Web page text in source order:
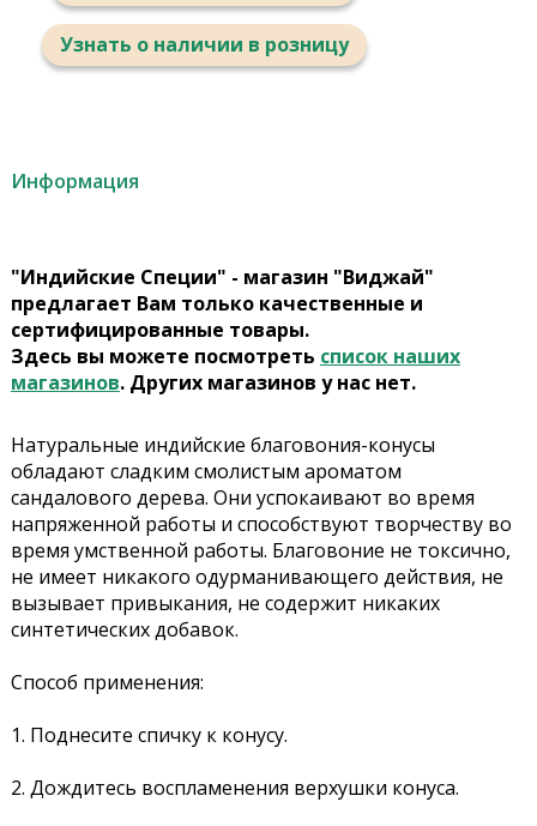
Узнать о наличии в розницу
Информация
"Индийские Специи" - магазин "Виджай"
предлагает Вам только качественные и
сертифицированные товары.
Здесь вы можете посмотреть список наших
магазинов. Других магазинов у нас нет.
Натуральные индийские благовония-конусы
обладают сладким смолистым ароматом
сандалового дерева. Они успокаивают во время
напряженной работы и способствуют творчеству во
время умственной работы. Благовоние не токсично,
не имеет никакого одурманивающего действия, не
вызывает привыкания, не содержит никаких
синтетических добавок.
Способ применения:
1. Поднесите спичку к конусу.
2. Дождитесь воспламенения верхушки конуса.